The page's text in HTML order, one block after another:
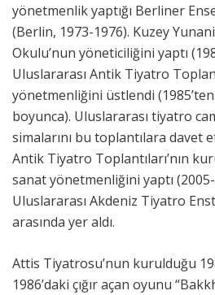
yönetmenlik yaptığı Berliner
(Berlin, 1973-1976). Kuzey
Okulu’nun yöneticiliğini yaptı
Uluslararası Antik Tiyatro
yönetmenliğini üstlendi
boyunca). Uluslararası tiyatro
simalarını bu toplantılara davet
Antik Tiyatro Toplantıları’nın
sanat yönetmenliğini yaptı (2005-
Uluslararası Akdeniz Tiyatro
arasında yer aldı.
Attis Tiyatrosu’nun kurulduğu
1986’daki çığır açan oyunu